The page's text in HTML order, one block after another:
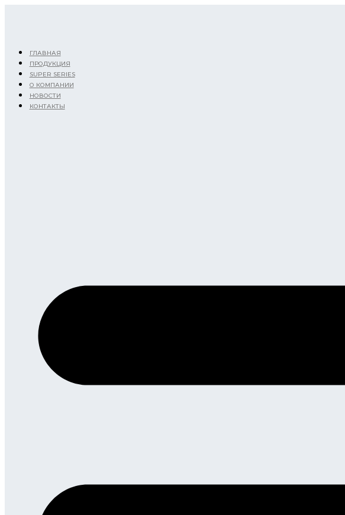
ГЛАВНАЯ
ПРОДУКЦИЯ
SUPER SERIES
О КОМПАНИИ
НОВОСТИ
КОНТАКТЫ